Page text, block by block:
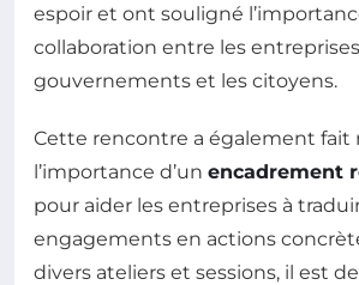
espoir et ont souligné
collaboration entre les
gouvernements et les citoyens.
Cette rencontre a également fait
l’importance d’un encadrement
pour aider les entreprises à
engagements en actions
divers ateliers et sessions, il est